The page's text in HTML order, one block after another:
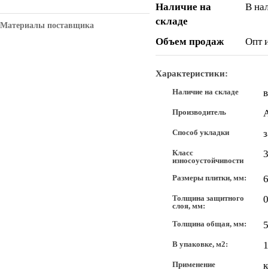
Материалы поставщика
Наличие на
складе
В
Объем продаж Опт
Характеристики:
Наличие на складе
Производитель
Способ укладки
Класс
износоустойчивости
Размеры плитки, мм:
Толщина защитного
слоя, мм:
Толщина общая, мм: 5
В упаковке, м2:
Применение